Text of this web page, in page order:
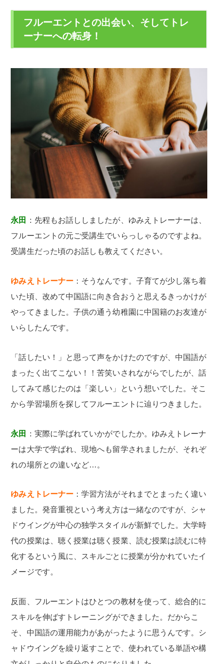
フルーエントとの出会い、そしてトレ
ーナーへの転身！
永田
：先程もお話ししましたが、ゆみえトレーナーは、
フルーエントの元ご受講生でいらっしゃるのですよね。
受講生だった頃のお話しも教えてください。
ゆみえトレーナー ：そうなんです。子育てが少し落ち着
いた頃、改めて中国語に向き合おうと思えるきっかけが
やってきました。子供の通う幼稚園に中国籍のお友達が
いらしたんです。
「話したい！」と思って声をかけたのですが、中国語が
まったく出てこない！！苦笑いされながらでしたが、話
してみて感じたのは「楽しい」という想いでした。そこ
から学習場所を探してフルーエントに辿りつきました。
永田
：実際に学ばれていかがでしたか。ゆみえトレーナ
ーは大学で学ばれ、現地へも留学されましたが、それぞ
れの場所との違いなど…。
ゆみえトレーナー ：学習方法がそれまでとまったく違い
ました。発音重視という考え方は一緒なのですが、シャ
ドウイングが中心の独学スタイルが新鮮でした。大学時
代の授業は、聴く授業は聴く授業、読む授業は読むに特
化するという風に、スキルごとに授業が分かれていたイ
メージです。
反面、フルーエントはひとつの教材を使って、総合的に
スキルを伸ばすトレーニングができました。だからこ
そ、中国語の運用能力があがったように思うんです。シ
ャドウイングを繰り返すことで、使われている単語や構